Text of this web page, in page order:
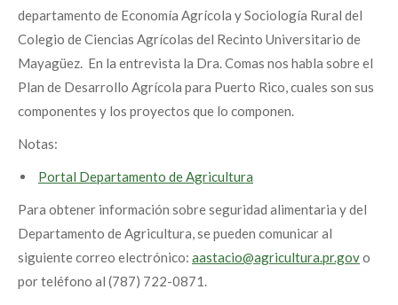
departamento de Economía Agrícola y Sociología Rural del
Colegio de Ciencias Agrícolas del Recinto Universitario de
Mayagüez. En la entrevista la Dra. Comas nos habla sobre el
Plan de Desarrollo Agrícola para Puerto Rico, cuales son sus
componentes y los proyectos que lo componen.
Notas:
Portal Departamento de Agricultura
Para obtener información sobre seguridad alimentaria y del
Departamento de Agricultura, se pueden comunicar al
siguiente correo electrónico: aastacio@agricultura.pr.govo
por teléfono al (787) 722-0871.